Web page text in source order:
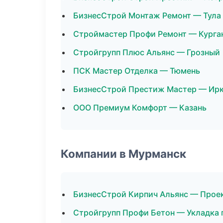
БизнесСтрой Монтаж Ремонт — Тула
Строймастер Профи Ремонт —
Стройгрупп Плюс Альянс — Грозный
ПСК Мастер Отделка — Тюмень
БизнесСтрой Престиж Мастер —
ООО Премиум Комфорт — Казань
Компании в Мурманск
БизнесСтрой Кирпич Альянс —
Стройгрупп Профи Бетон — Укладка